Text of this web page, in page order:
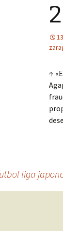
↑
liga